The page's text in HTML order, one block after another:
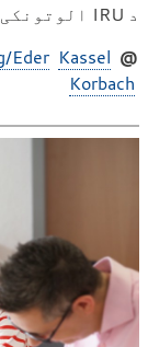
د IRU الوتونکی (PDF فایل؛ ۱ MB)
@
Eder Kassel
Korbach